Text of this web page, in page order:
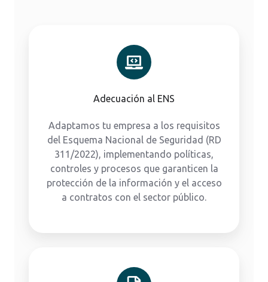
Adecuación al ENS
Adaptamos tu empresa a los requisitos
del Esquema Nacional de Seguridad (RD
311/2022), implementando políticas,
controles y procesos que garanticen la
protección de la información y el acceso
a contratos con el sector público.